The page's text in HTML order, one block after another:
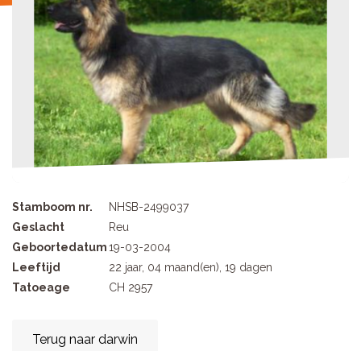
Stamboom nr.
NHSB-2499037
Geslacht
Reu
Geboortedatum19-03-2004
Leeftijd
22 jaar, 04 maand(en), 19 dagen
Tatoeage
CH 2957
Terug naar darwin